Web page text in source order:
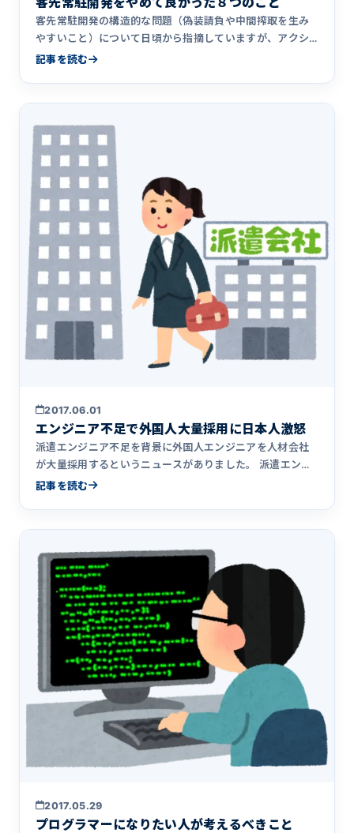
客先常駐開発の構造的な問題（偽装請負や中間搾取を生み
やすいこと）について日頃から指摘していますが、アクシ
アが客先常駐から撤退して&hellip;
記事を読む
2017.06.01
エンジニア不足で外国人大量採用に日本人激怒
派遣エンジニア不足を背景に外国人エンジニアを人材会社
が大量採用するというニュースがありました。 派遣エンジ
ニア不足、外国&hellip;
記事を読む
2017.05.29
プログラマーになりたい人が考えるべきこと